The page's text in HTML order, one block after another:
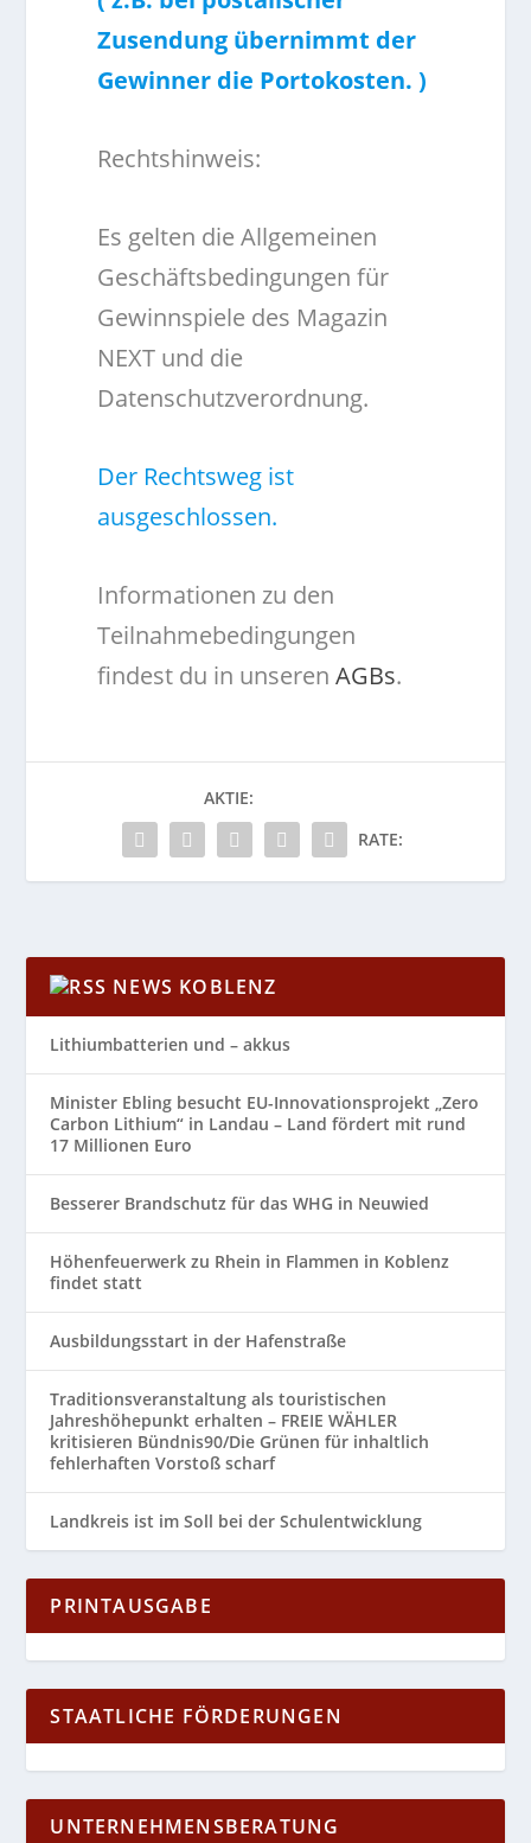
Zusendung übernimmt der
Gewinner die Portokosten. )
Rechtshinweis:
Es gelten die Allgemeinen
Geschäftsbedingungen für
Gewinnspiele des Magazin
NEXT und die
Datenschutzverordnung.
Der Rechtsweg ist
ausgeschlossen.
Informationen zu den
Teilnahmebedingungen
findest du in unserenAGBs.
AKTIE:
RATE:
NEWS KOBLENZ
Lithiumbatterien und – akkus
Minister Ebling besucht EU-Innovationsprojekt „Zero
Carbon Lithium“ in Landau – Land fördert mit rund
17 Millionen Euro
Besserer Brandschutz für das WHG in Neuwied
Höhenfeuerwerk zu Rhein in Flammen in Koblenz
findet statt
Ausbildungsstart in der Hafenstraße
Traditionsveranstaltung als touristischen
Jahreshöhepunkt erhalten – FREIE WÄHLER
kritisieren Bündnis90/Die Grünen für inhaltlich
fehlerhaften Vorstoß scharf
Landkreis ist im Soll bei der Schulentwicklung
PRINTAUSGABE
STAATLICHE FÖRDERUNGEN
UNTERNEHMENSBERATUNG